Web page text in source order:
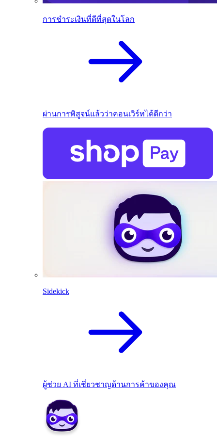
การชำระเงินที่ดีที่สุดในโลก
ผ่านการพิสูจน์แล้วว่าคอนเวิร์ทได้ดีกว่า
Sidekick
ผู้ช่วย AI ที่เชี่ยวชาญด้านการค้าของคุณ